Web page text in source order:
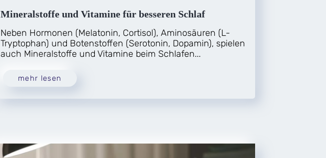
Mineralstoffe und Vitamine für besseren Schlaf
Neben Hormonen (Melatonin, Cortisol), Aminosäuren (L-
Tryptophan) und Botenstoffen (Serotonin, Dopamin), spielen
auch Mineralstoffe und Vitamine beim Schlafen...
mehr lesen